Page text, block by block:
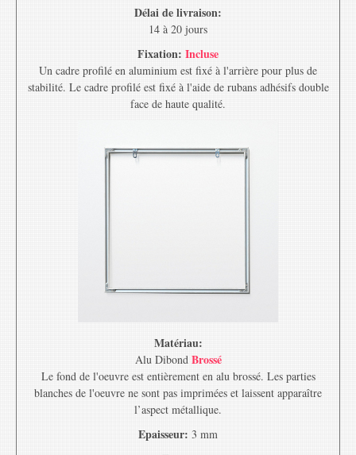
Délai de livraison:
14 à 20 jours
Fixation: Incluse
Un cadre profilé en aluminium est fixé à l'arrière pour plus de
stabilité. Le cadre profilé est fixé à l'aide de rubans adhésifs double
face de haute qualité.
Matériau:
Alu Dibond Brossé
Le fond de l'oeuvre est entièrement en alu brossé. Les parties
blanches de l'oeuvre ne sont pas imprimées et laissent apparaître
l’aspect métallique.
Epaisseur: 3 mm